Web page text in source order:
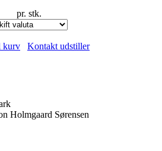
pr. stk.
kurv Kontakt udstiller
Holmgaard Sørensen